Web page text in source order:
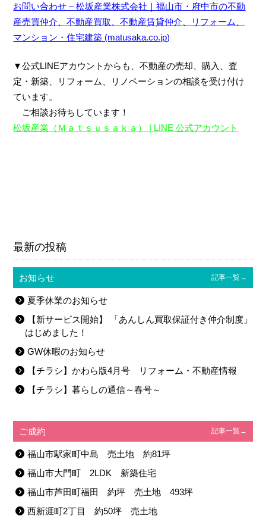
お問い合わせ – 松坂産業株式会社｜福山市・府中市の不動
産売買仲介、不動産買取、不動産賃貸仲介、リフォーム、
マンション・住宅建築 (matusaka.co.jp)
▼公式LINEアカウントからも、不動産の売却、購入、査
定・新築、リフォーム、リノベーションの相談を受け付け
ています。
ご相談お待ちしています！
松坂産業（Ｍａｔｓｕｓａｋａ） | LINE 公式アカウント
最新の投稿
お知らせ 記事一覧→
夏季休業のお知らせ
【新サービス開始】 「あんしん買取保証付き仲介制度」
はじめました！
GW休暇のお知らせ
【チラシ】かわら版4月号 リフォーム・不動産情報
【チラシ】暮らしの通信～春号～
ご成約 記事一覧→
福山市駅家町中島 売土地 約81坪
福山市大門町 2LDK 新築住宅
福山市芦田町福田 約坪 売土地 493坪
西新涯町2丁目 約50坪 売土地